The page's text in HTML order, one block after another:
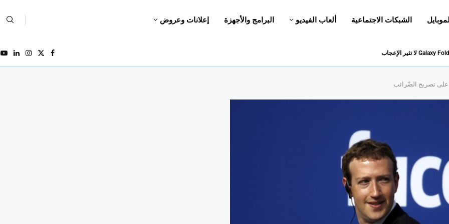
الموبايل الشبكات الاجتماعية ألعاب الفيديو البرامج والأجهزة إعلانات وعروض
على تصريح الضّرائب